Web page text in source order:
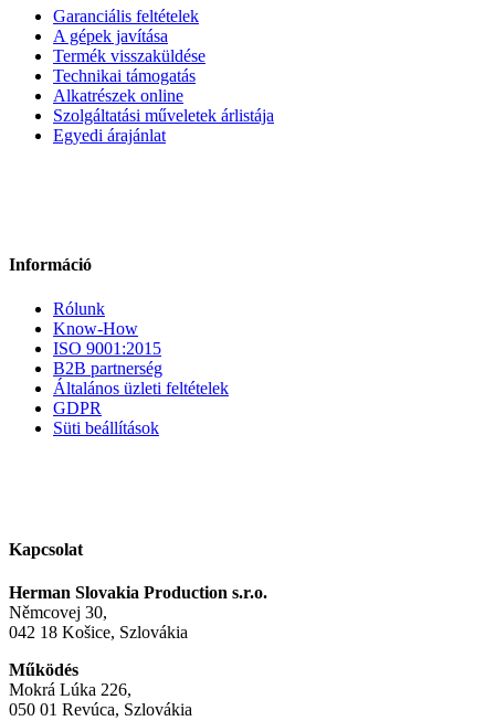
Garanciális feltételek
A gépek javítása
Termék visszaküldése
Technikai támogatás
Alkatrészek online
Szolgáltatási műveletek árlistája
Egyedi árajánlat
Információ
Rólunk
Know-How
ISO 9001:2015
B2B partnerség
Általános üzleti feltételek
GDPR
Süti beállítások
Kapcsolat
Herman Slovakia Production s.r.o.
Němcovej 30,
042 18 Košice, Szlovákia
Működés
Mokrá Lúka 226,
050 01 Revúca, Szlovákia